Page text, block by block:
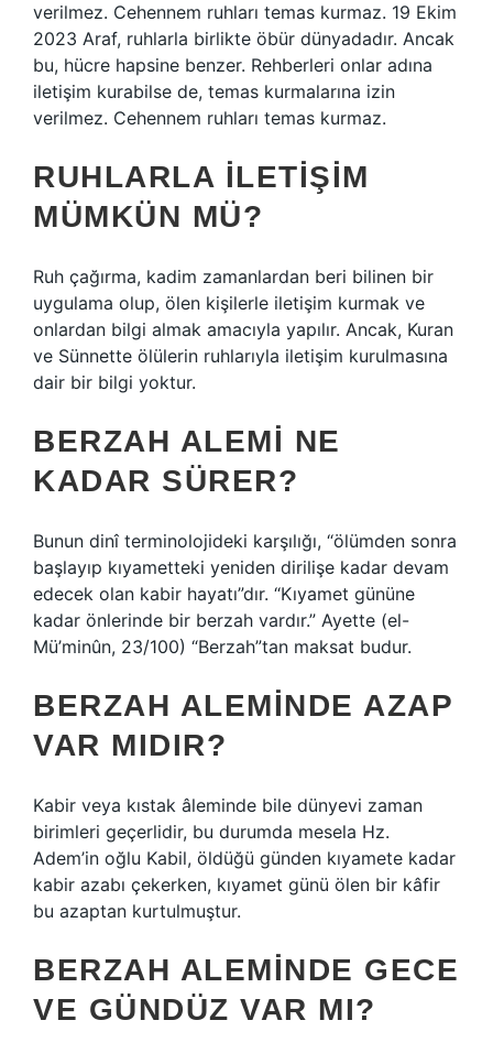
verilmez. Cehennem ruhları temas kurmaz. 19 Ekim
2023 Araf, ruhlarla birlikte öbür dünyadadır. Ancak
bu, hücre hapsine benzer. Rehberleri onlar adına
iletişim kurabilse de, temas kurmalarına izin
verilmez. Cehennem ruhları temas kurmaz.
RUHLARLA ILETIŞIM
MÜMKÜN MÜ?
Ruh çağırma, kadim zamanlardan beri bilinen bir
uygulama olup, ölen kişilerle iletişim kurmak ve
onlardan bilgi almak amacıyla yapılır. Ancak, Kuran
ve Sünnette ölülerin ruhlarıyla iletişim kurulmasına
dair bir bilgi yoktur.
BERZAH ALEMI NE
KADAR SÜRER?
Bunun dinî terminolojideki karşılığı, “ölümden sonra
başlayıp kıyametteki yeniden dirilişe kadar devam
edecek olan kabir hayatı”dır. “Kıyamet gününe
kadar önlerinde bir berzah vardır.” Ayette (el-
Mü’minûn, 23/100) “Berzah”tan maksat budur.
BERZAH ALEMINDE AZAP
VAR MIDIR?
Kabir veya kıstak âleminde bile dünyevi zaman
birimleri geçerlidir, bu durumda mesela Hz.
Adem’in oğlu Kabil, öldüğü günden kıyamete kadar
kabir azabı çekerken, kıyamet günü ölen bir kâfir
bu azaptan kurtulmuştur.
BERZAH ALEMINDE GECE
VE GÜNDÜZ VAR MI?